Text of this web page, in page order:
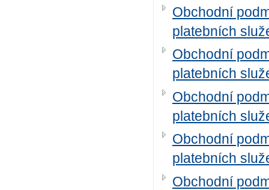
Obchodní
platebních
Obchodní
platebních
Obchodní
platebních
Obchodní
platebních
Obchodní